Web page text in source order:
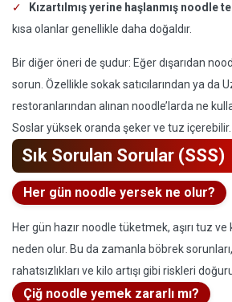
Kızartılmış yerine haşlanmış noodle
kısa olanlar genellikle daha doğaldır.
Bir diğer öneri de şudur: Eğer dışarıdan
sorun. Özellikle sokak satıcılarından ya da
restoranlarından alınan noodle’larda ne
Soslar yüksek oranda şeker ve tuz içerebilir.
Sık Sorulan Sorular (SSS)
Her gün noodle yersek ne olur?
Her gün hazır noodle tüketmek, aşırı tuz ve
neden olur. Bu da zamanla böbrek
rahatsızlıkları ve kilo artışı gibi riskleri
Çiğ noodle yemek zararlı mı?